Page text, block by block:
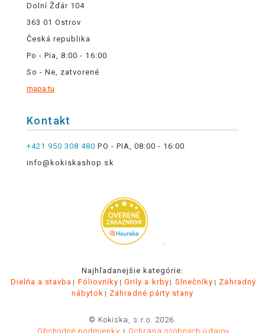
Dolní Žďár 104
363 01 Ostrov
Česká republika
Po - Pia, 8:00 - 16:00
So - Ne, zatvorené
mapa tu
Kontakt
+421 950 308 480 PO - PIA, 08:00 - 16:00
info@kokiskashop.sk
.
Najhľadanejšie kategórie:
Dielňa a stavba
Fóliovníky Grily a krby Slnečníky
Záhradný
nábytok
Záhradné párty stany
© Kokiska, s.r.o. 2026.
Obchodné podmienky
Ochrana osobných údajov